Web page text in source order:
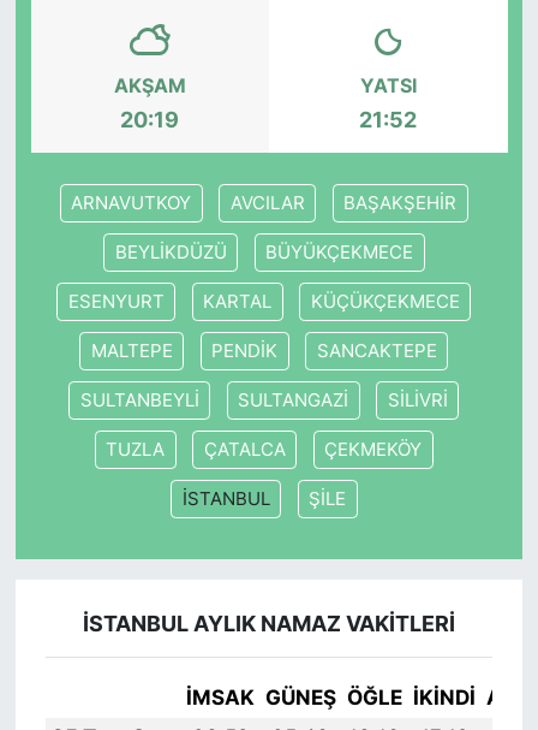
AKŞAM
20:19
YATSI
21:52
ARNAVUTKOY AVCILAR BAŞAKŞEHİR
BEYLİKDÜZÜ BÜYÜKÇEKMECE
ESENYURT KARTAL KÜÇÜKÇEKMECE
MALTEPE PENDİK SANCAKTEPE
SULTANBEYLİ SULTANGAZİ SİLİVRİ
TUZLA ÇATALCA ÇEKMEKÖY
İSTANBUL ŞİLE
İSTANBUL AYLIK NAMAZ VAKITLERI
İMSAK GÜNEŞ ÖĞLE İKINDI
SİYASET
SON DAKİKA HABERİ
SPOR
TEKNOLOJİ
TÜRKİYE VE DÜNYA GÜNDEMİ
VİDEO GALERİ
YAŞAM